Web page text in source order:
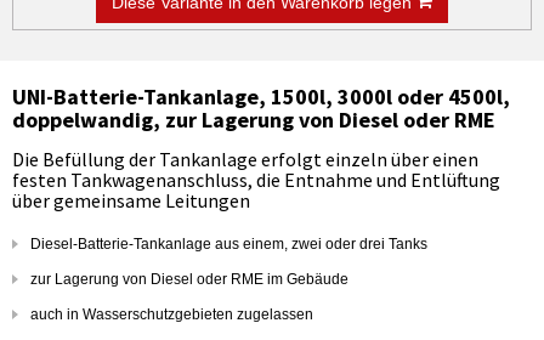
UNI-Batterie-Tankanlage, 1500l, 3000l oder 4500l,
doppelwandig, zur Lagerung von Diesel oder RME
Die Befüllung der Tankanlage erfolgt einzeln über einen
festen Tankwagenanschluss, die Entnahme und Entlüftung
über gemeinsame Leitungen
Diesel-Batterie-Tankanlage aus einem, zwei oder drei Tanks
zur Lagerung von Diesel oder RME im Gebäude
auch in Wasserschutzgebieten zugelassen